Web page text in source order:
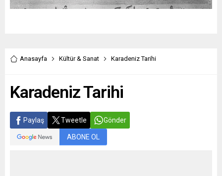
Anasayfa Kültür & Sanat Karadeniz Tarihi
Karadeniz Tarihi
Paylaş Tweetle Gönder
ABONE OL